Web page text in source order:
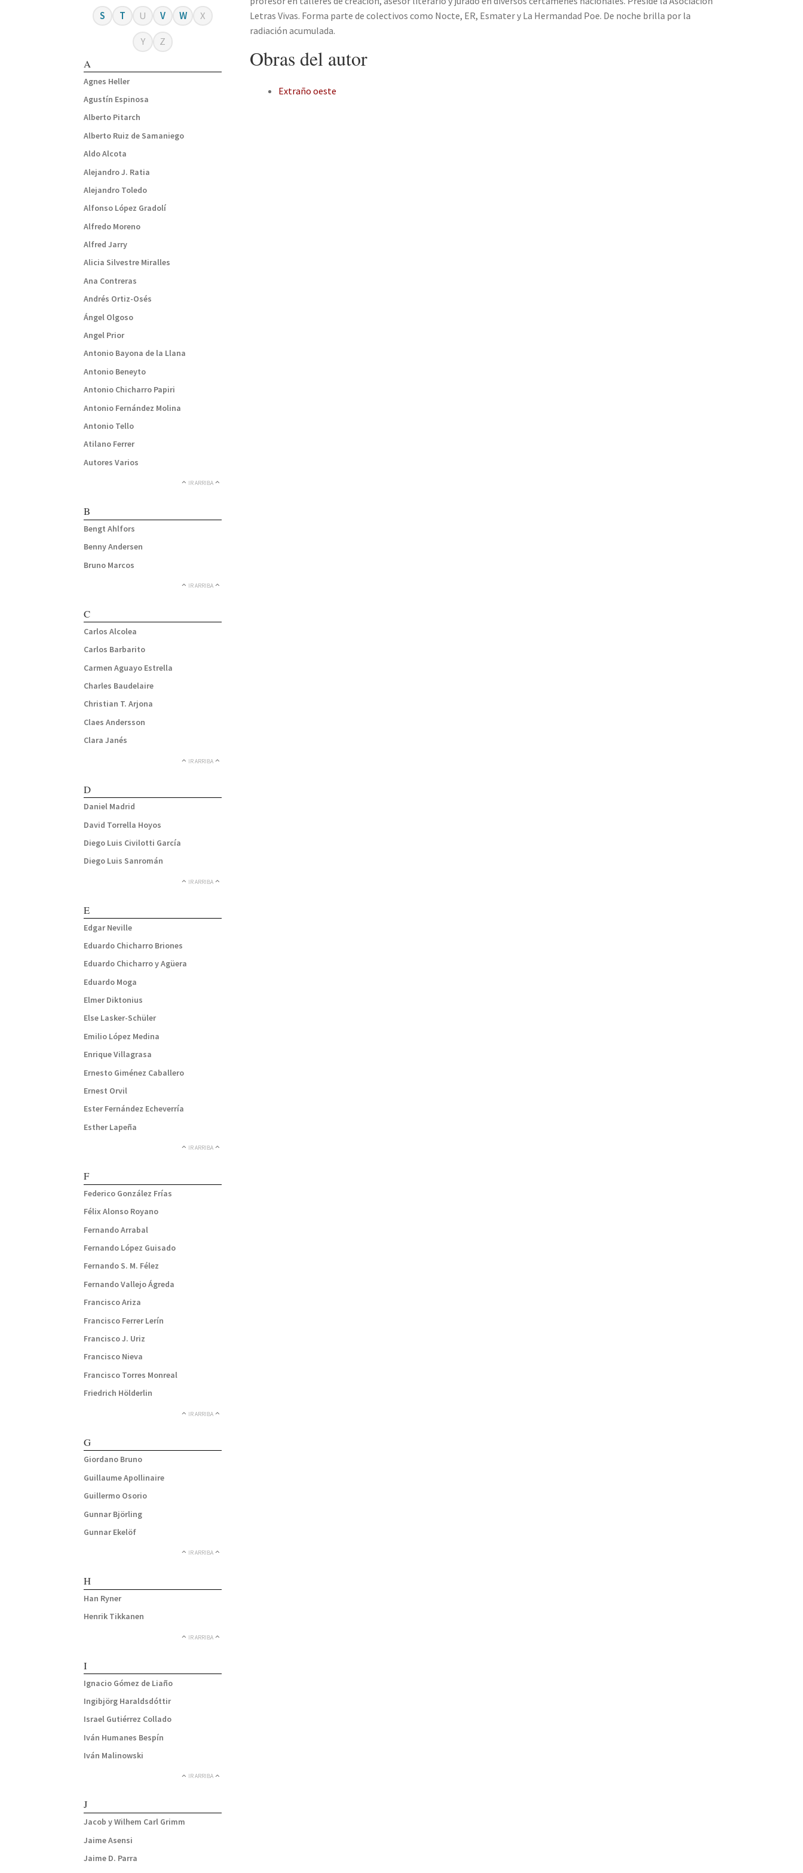
Letras Vivas. Forma parte de colectivos como Nocte, ER, Esmater y La Hermandad Poe. De noche brilla por la
radiación acumulada.
Obras del autor
Extraño oeste
S
T U V W
X
Y
Z
A
Agnes Heller
Agustín Espinosa
Alberto Pitarch
Alberto Ruiz de Samaniego
Aldo Alcota
Alejandro J. Ratia
Alejandro Toledo
Alfonso López Gradolí
Alfredo Moreno
Alfred Jarry
Alicia Silvestre Miralles
Ana Contreras
Andrés Ortiz-Osés
Ángel Olgoso
Angel Prior
Antonio Bayona de la Llana
Antonio Beneyto
Antonio Chicharro Papiri
Antonio Fernández Molina
Antonio Tello
Atilano Ferrer
Autores Varios
IR ARRIBA
B
Bengt Ahlfors
Benny Andersen
Bruno Marcos
IR ARRIBA
C
Carlos Alcolea
Carlos Barbarito
Carmen Aguayo Estrella
Charles Baudelaire
Christian T. Arjona
Claes Andersson
Clara Janés
IR ARRIBA
D
Daniel Madrid
David Torrella Hoyos
Diego Luis Civilotti García
Diego Luis Sanromán
IR ARRIBA
E
Edgar Neville
Eduardo Chicharro Briones
Eduardo Chicharro y Agüera
Eduardo Moga
Elmer Diktonius
Else Lasker-Schüler
Emilio López Medina
Enrique Villagrasa
Ernesto Giménez Caballero
Ernest Orvil
Ester Fernández Echeverría
Esther Lapeña
IR ARRIBA
F
Federico González Frías
Félix Alonso Royano
Fernando Arrabal
Fernando López Guisado
Fernando S. M. Félez
Fernando Vallejo Ágreda
Francisco Ariza
Francisco Ferrer Lerín
Francisco J. Uriz
Francisco Nieva
Francisco Torres Monreal
Friedrich Hölderlin
IR ARRIBA
G
Giordano Bruno
Guillaume Apollinaire
Guillermo Osorio
Gunnar Björling
Gunnar Ekelöf
IR ARRIBA
H
Han Ryner
Henrik Tikkanen
IR ARRIBA
I
Ignacio Gómez de Liaño
Ingibjörg Haraldsdóttir
Israel Gutiérrez Collado
Iván Humanes Bespín
Iván Malinowski
IR ARRIBA
J
Jacob y Wilhem Carl Grimm
Jaime Asensi
Jaime D. Parra